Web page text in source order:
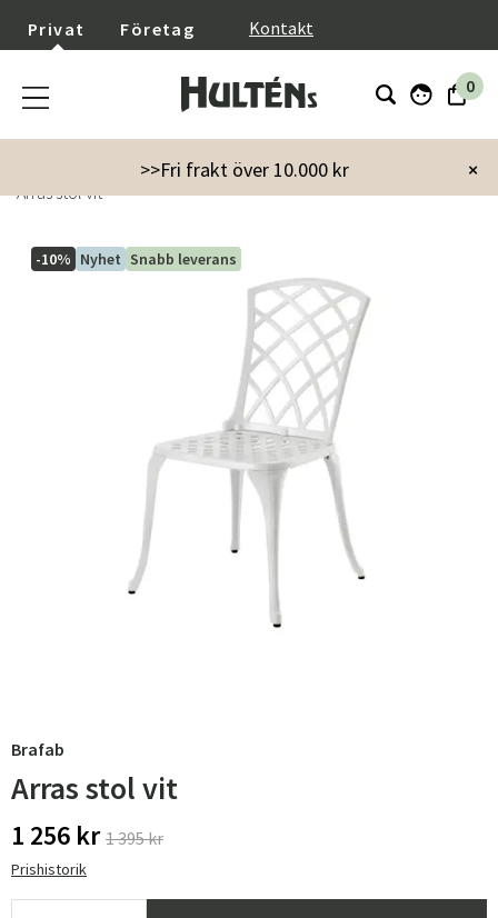
Privat Företag Kontakt
0
×
>>Fri frakt över 10.000 kr
Utemöbler Utestolar
Stolar utan karm
Arras stol vit
-10% Nyhet Snabb leverans
Brafab
Arras stol vit
1 256 kr 1 395 kr
Prishistorik